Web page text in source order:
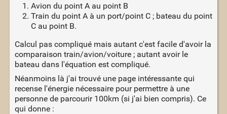
Avion du point A au point B
Train du point A à un port/point C ; bateau du point
C au point B.
Calcul pas compliqué mais autant c'est facile d'avoir la
comparaison train/avion/voiture ; autant avoir le
bateau dans l'équation est compliqué.
Néanmoins là j'ai trouvé une page intéressante qui
recense l'énergie nécessaire pour permettre à une
personne de parcourir 100km (si j'ai bien compris). Ce
qui donne :